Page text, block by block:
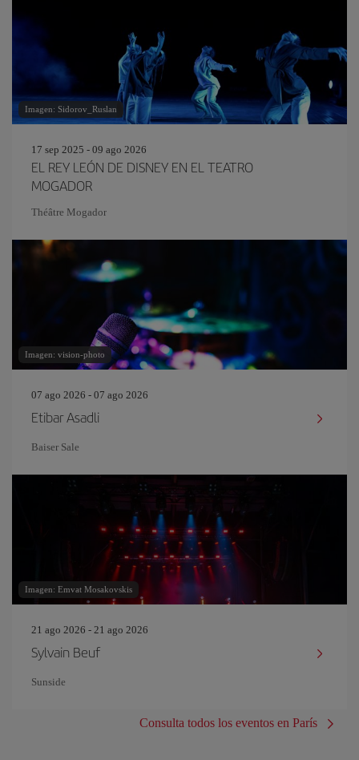
Imagen: Sidorov_Ruslan
17 sep 2025 - 09 ago 2026
EL REY LEÓN DE DISNEY EN EL TEATRO
MOGADOR
Théâtre Mogador
Imagen: vision-photo
07 ago 2026 - 07 ago 2026
Etibar Asadli
Baiser Sale
Imagen: Emvat Mosakovskis
21 ago 2026 - 21 ago 2026
Sylvain Beuf
Sunside
Consulta todos los eventos en París